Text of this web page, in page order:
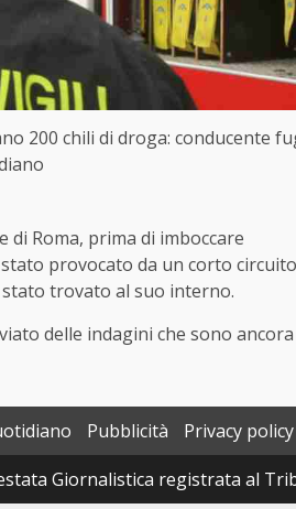
200 chili di droga: conducente
Roma, prima di imboccare
provocato da un corto circuito
stato trovato al suo interno.
delle indagini che sono
Pubblicità Privacy policy
Giornalistica registrata al